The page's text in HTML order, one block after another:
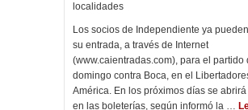
localidades
Los socios de Independiente ya
su entrada, a través de Internet
(www.caientradas.com), para el partido
domingo contra Boca, en el
América. En los próximos días se
en las boleterías, según informó la …